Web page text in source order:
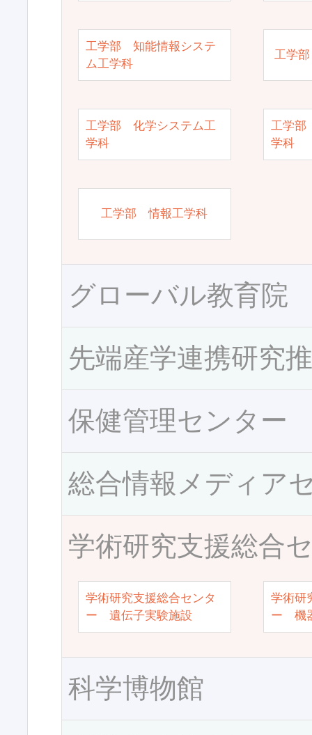
工学部 知能情報システ
ム工学科
工学
工学部 化学システム工
学科
工学部
学科
工学部 情報工学科
グローバル教育院
先端産学連携研究
保健管理センター
総合情報メディア
学術研究支援総合
学術研究支援総合センタ
ー 遺伝子実験施設
学術研
ー 機
科学博物館